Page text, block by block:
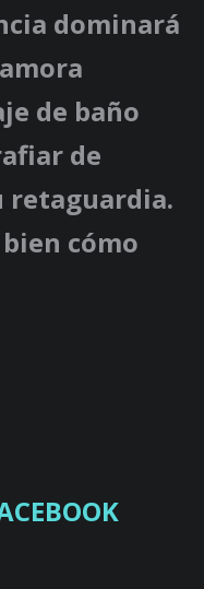
dominará
de baño
de
retaguardia.
cómo